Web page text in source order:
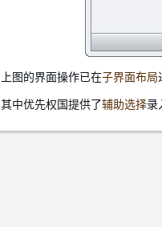
上图的界面操作已在子界面布局
其中优先权国提供了辅助选择录